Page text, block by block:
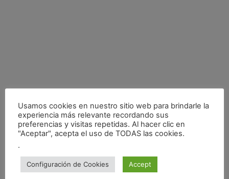
Usamos cookies en nuestro sitio web para brindarle la
experiencia más relevante recordando sus
preferencias y visitas repetidas. Al hacer clic en
"Aceptar", acepta el uso de TODAS las cookies.
.
Configuración de Cookies Accept